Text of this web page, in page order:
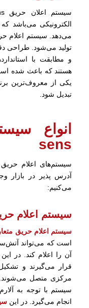
الکترونیکی می‌باشد
می‌دهد. سیستم اعلام
تولید می‌شود. طراحی
و مطابقت با
هستند که باعث شده
یکی از معروف‌ترین
تبدیل شود.
انواع
sens
سیستم‌های اعلام
آدرس پذیر در بازار
می‌کنیم‌:
سیستم اعلام
سیستم اعلام حریق
است که می‌تواند
آن را اعلام کند. در
قرار می‌گیرند و
مرکزی متصل
سیستم با توجه به
انجام می‌گیرد. در این